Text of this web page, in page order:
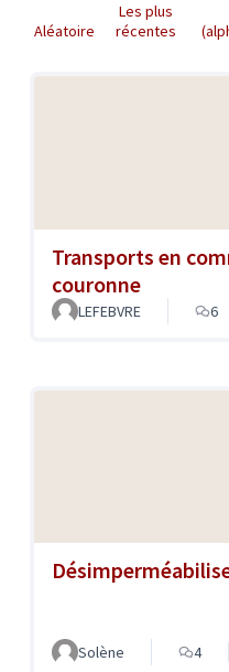
Aléatoire
Les plus
récentes
Transports en
couronne
LEFEBVRE 6
Solène 4